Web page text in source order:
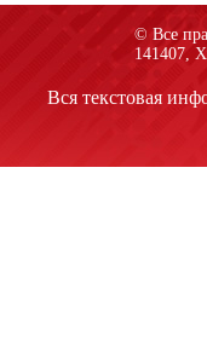
© Все
141407,
Вся текстовая